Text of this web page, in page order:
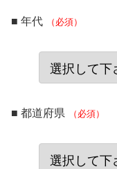
■ 年代 （必須）
■ 都道府県 （必須）